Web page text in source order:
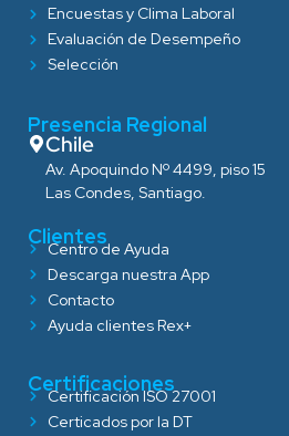
Encuestas y Clima Laboral
Evaluación de Desempeño
Selección
Presencia Regional
Chile
Av. Apoquindo Nº 4499, piso 15
Las Condes, Santiago.
Clientes
Centro de Ayuda
Descarga nuestra App
Contacto
Ayuda clientes Rex+
Certificaciones
Certificación ISO 27001
Certicados por la DT